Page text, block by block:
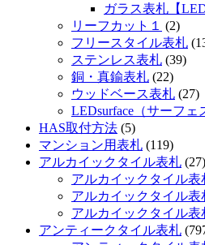
ガラス表札【
リーフカット１
(2)
フリースタイル表札
ステンレス表札 (39)
銅・真鍮表札 (22)
ウッドベース表札 (27)
LEDsurface（サーフェ
HAS取付方法 (5)
マンション用表札 (119)
アルカイックタイル表札 (27)
アルカイックタイル表
アルカイックタイル表
アルカイックタイル表
アンティークタイル表札